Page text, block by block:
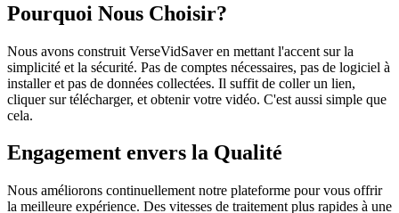
Pourquoi Nous Choisir?
Nous avons construit VerseVidSaver en mettant l'accent sur la
simplicité et la sécurité. Pas de comptes nécessaires, pas de logiciel à
installer et pas de données collectées. Il suffit de coller un lien,
cliquer sur télécharger, et obtenir votre vidéo. C'est aussi simple que
cela.
Engagement envers la Qualité
Nous améliorons continuellement notre plateforme pour vous offrir
la meilleure expérience. Des vitesses de traitement plus rapides à une